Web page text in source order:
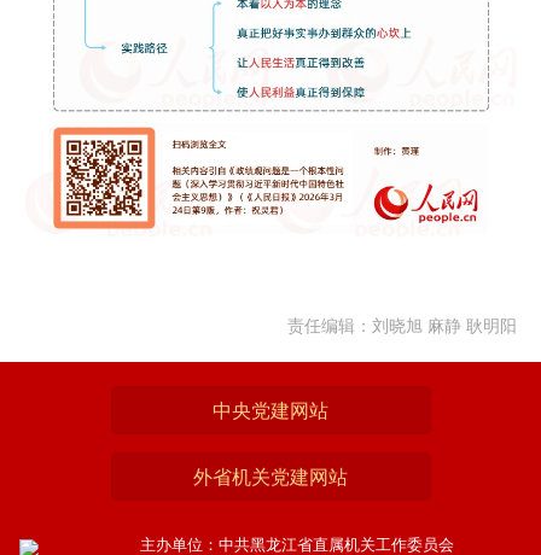
责任编辑：刘晓旭 麻静 耿明阳
中央党建网站
外省机关党建网站
主办单位：中共黑龙江省直属机关工作委员会